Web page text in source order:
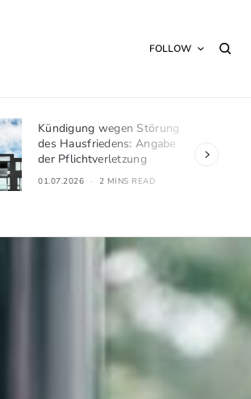
FOLLOW
BGH: Umlagefähigkeit von
Wärmelieferungskosten